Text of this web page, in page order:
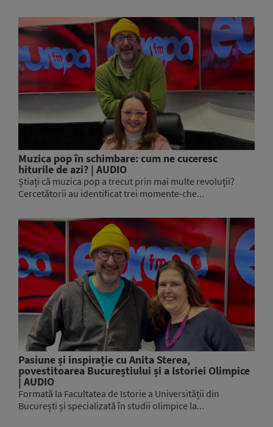
Muzica pop în schimbare: cum ne cuceresc
hiturile de azi? | AUDIO
Știați că muzica pop a trecut prin mai multe revoluții?
Cercetătorii au identificat trei momente-che...
Pasiune și inspirație cu Anita Sterea,
povestitoarea Bucureștiului și a Istoriei Olimpice
| AUDIO
Formată la Facultatea de Istorie a Universității din
București și specializată în studii olimpice la...